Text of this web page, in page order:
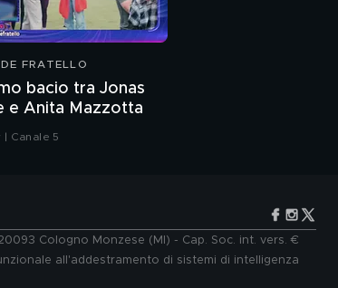
FRATELLO
bacio tra Jonas
e Anita Mazzotta
| Canale 5
Cologno Monzese (MI) - Cap. Soc. int. vers. €
all'addestramento di sistemi di intelligenza